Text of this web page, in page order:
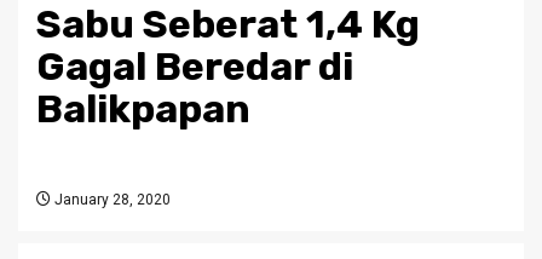
Sabu Seberat 1,4 Kg
Gagal Beredar di
Balikpapan
January 28, 2020